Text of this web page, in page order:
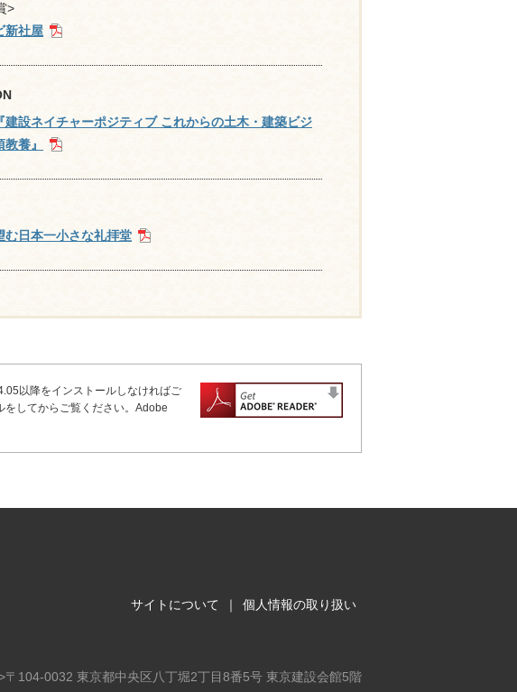
>
新社屋
建設ネイチャーポジティブ これからの土木・建築ビジ
養』
む日本一小さな礼拝堂
以降をインストールしなければご
してからご覧ください。Adobe
サイトについて ｜ 個人情報の取り扱い
〒104-0032 東京都中央区八丁堀2丁目8番5号 東京建設会館5階